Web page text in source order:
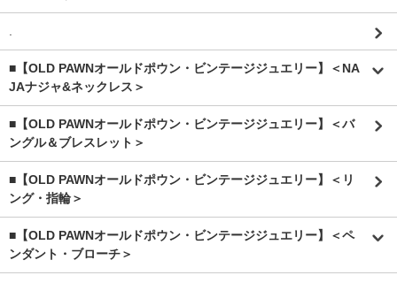
.
■【OLD PAWNオールドポウン・ビンテージジュエリー】＜NA
JAナジャ&ネックレス＞
■【OLD PAWNオールドポウン・ビンテージジュエリー】＜バ
ングル＆ブレスレット＞
■【OLD PAWNオールドポウン・ビンテージジュエリー】＜リ
ング・指輪＞
■【OLD PAWNオールドポウン・ビンテージジュエリー】＜ペ
ンダント・ブローチ＞